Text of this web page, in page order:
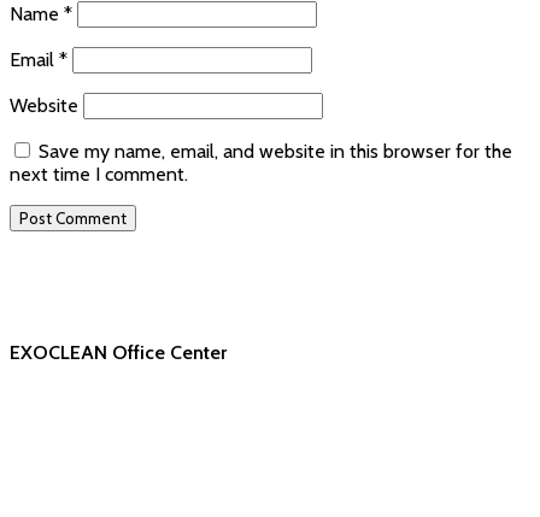
Name *
Email *
Website
Save my name, email, and website in this browser for the
next time I comment.
EXOCLEAN Office Center